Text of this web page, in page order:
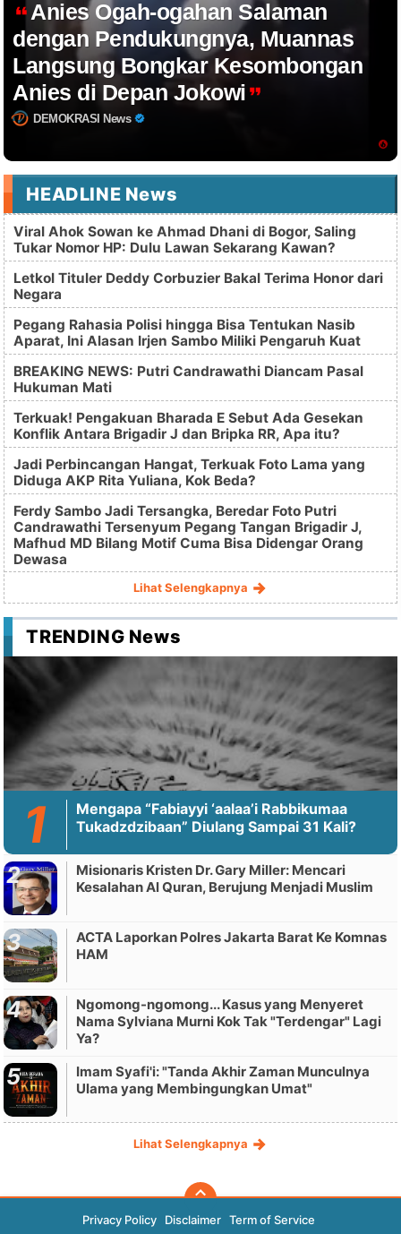
Anies Ogah-ogahan Salaman
dengan Pendukungnya, Muannas
Langsung Bongkar Kesombongan
Anies di Depan Jokowi
DEMOKRASI News
HEADLINE News
Viral Ahok Sowan ke Ahmad Dhani di Bogor, Saling
Tukar Nomor HP: Dulu Lawan Sekarang Kawan?
Letkol Tituler Deddy Corbuzier Bakal Terima Honor dari
Negara
Pegang Rahasia Polisi hingga Bisa Tentukan Nasib
Aparat, Ini Alasan Irjen Sambo Miliki Pengaruh Kuat
BREAKING NEWS: Putri Candrawathi Diancam Pasal
Hukuman Mati
Terkuak! Pengakuan Bharada E Sebut Ada Gesekan
Konflik Antara Brigadir J dan Bripka RR, Apa itu?
Jadi Perbincangan Hangat, Terkuak Foto Lama yang
Diduga AKP Rita Yuliana, Kok Beda?
Ferdy Sambo Jadi Tersangka, Beredar Foto Putri
Candrawathi Tersenyum Pegang Tangan Brigadir J,
Mafhud MD Bilang Motif Cuma Bisa Didengar Orang
Dewasa
Lihat Selengkapnya
TRENDING News
Mengapa “Fabiayyi ‘aalaa’i Rabbikumaa
Tukadzdzibaan” Diulang Sampai 31 Kali?
Misionaris Kristen Dr. Gary Miller: Mencari
Kesalahan Al Quran, Berujung Menjadi Muslim
ACTA Laporkan Polres Jakarta Barat Ke Komnas
HAM
Ngomong-ngomong... Kasus yang Menyeret
Nama Sylviana Murni Kok Tak "Terdengar" Lagi
Ya?
Imam Syafi'i: "Tanda Akhir Zaman Munculnya
Ulama yang Membingungkan Umat"
Lihat Selengkapnya
Privacy Policy Disclaimer Term of Service